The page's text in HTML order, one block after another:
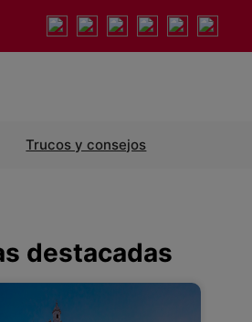
Trucos y consejos
destacadas